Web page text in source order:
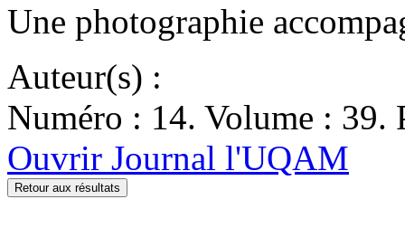
Une photographie
Auteur(s) :
Numéro : 14. Volume : 39.
Ouvrir Journal l'UQAM
Retour aux résultats